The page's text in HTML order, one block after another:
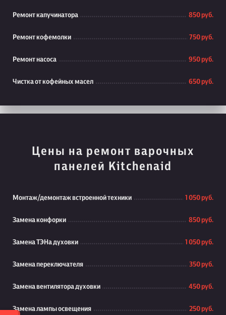
Ремонт капучинатора 850 руб.
Ремонт кофемолки 750 руб.
Ремонт насоса 950 руб.
Чистка от кофейных масел 650 руб.
Цены на ремонт варочных
панелей Kitchenaid
Монтаж/демонтаж встроенной техники 1 050 руб.
Замена конфорки 850 руб.
Замена ТЭНа духовки 1 050 руб.
Замена переключателя 350 руб.
Замена вентилятора духовки 450 руб.
Замена лампы освещения 250 руб.